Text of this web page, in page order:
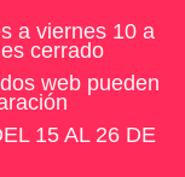
a viernes 10 a
cerrado
web pueden
15 AL 26 DE